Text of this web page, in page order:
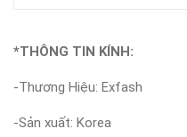
*THÔNG TIN KÍNH:
-Thương Hiệu: Exfash
-Sản xuất: Korea